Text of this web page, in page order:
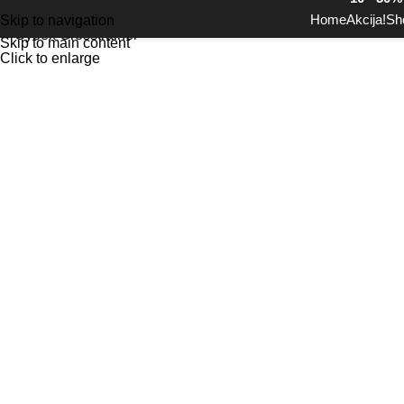
Skip to navigation
Skip to main content
HomeAkcija!
Akcija!
Click to enlarge